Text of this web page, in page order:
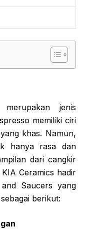
jenis
memiliki ciri
khas. Namun,
hanya rasa dan
dari cangkir
Ceramics hadir
Saucers yang
berikut: